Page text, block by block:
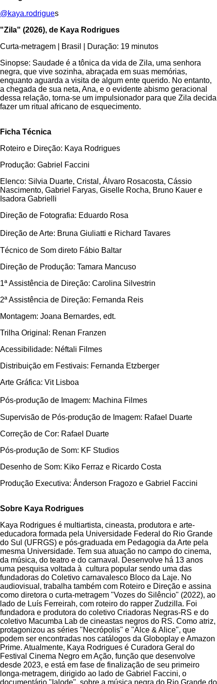
@kaya.rodrigues
"Zila" (2026), de Kaya Rodrigues
Curta-metragem | Brasil | Duração: 19 minutos
Sinopse: Saudade é a tônica da vida de Zila, uma senhora
negra, que vive sozinha, abraçada em suas memórias,
enquanto aguarda a visita de algum ente querido. No entanto,
a chegada de sua neta, Ana, e o evidente abismo geracional
dessa relação, torna-se um impulsionador para que Zila decida
fazer um ritual africano de esquecimento.
Ficha Técnica
Roteiro e Direção: Kaya Rodrigues
Produção: Gabriel Faccini
Elenco: Silvia Duarte, Cristal, Álvaro Rosacosta, Cássio
Nascimento, Gabriel Faryas, Giselle Rocha, Bruno Kauer e
Isadora Gabrielli
Direção de Fotografia: Eduardo Rosa
Direção de Arte: Bruna Giuliatti e Richard Tavares
Técnico de Som direto Fábio Baltar
Direção de Produção: Tamara Mancuso
1ª Assistência de Direção: Carolina Silvestrin
2ª Assistência de Direção: Fernanda Reis
Montagem: Joana Bernardes, edt.
Trilha Original: Renan Franzen
Acessibilidade: Néftali Filmes
Distribuição em Festivais: Fernanda Etzberger
Arte Gráfica: Vit Lisboa
Pós-produção de Imagem: Machina Filmes
Supervisão de Pós-produção de Imagem: Rafael Duarte
Correção de Cor: Rafael Duarte
Pós-produção de Som: KF Studios
Desenho de Som: Kiko Ferraz e Ricardo Costa
Produção Executiva: Ânderson Fragozo e Gabriel Faccini
Sobre Kaya Rodrigues
Kaya Rodrigues é multiartista, cineasta, produtora e arte-
educadora formada pela Universidade Federal do Rio Grande
do Sul (UFRGS) e pós-graduada em Pedagogia da Arte pela
mesma Universidade. Tem sua atuação no campo do cinema,
da música, do teatro e do carnaval. Desenvolve há 13 anos
uma pesquisa voltada à cultura popular sendo uma das
fundadoras do Coletivo carnavalesco Bloco da Laje. No
audiovisual, trabalha também com Roteiro e Direção e assina
como diretora o curta-metragem "Vozes do Silêncio" (2022), ao
lado de Luís Ferreirah, com roteiro do rapper Zudzilla. Foi
fundadora e produtora do coletivo Criadoras Negras-RS e do
coletivo Macumba Lab de cineastas negros do RS. Como atriz,
protagonizou as séries "Necrópolis" e "Alce & Alice", que
podem ser encontradas nos catálogos da Globoplay e Amazon
Prime. Atualmente, Kaya Rodrigues é Curadora Geral do
Festival Cinema Negro em Ação, função que desenvolve
desde 2023, e está em fase de finalização de seu primeiro
longa-metragem, dirigido ao lado de Gabriel Faccini, o
documentário "Ialode", sobre a música negra do Rio Grande do